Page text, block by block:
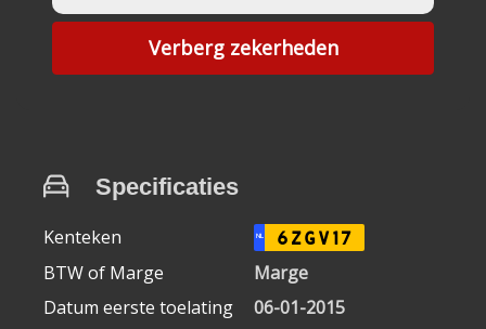
Verberg zekerheden
Specificaties
Kenteken NL 6ZGV17
BTW of Marge
Marge
Datum eerste toelating
06-01-2015